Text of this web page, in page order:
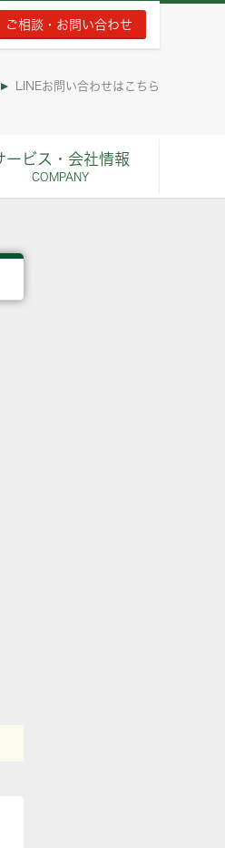
ご相談・お問い合わせ
LINEお問い合わせはこちら
ービス・会社情報
COMPANY